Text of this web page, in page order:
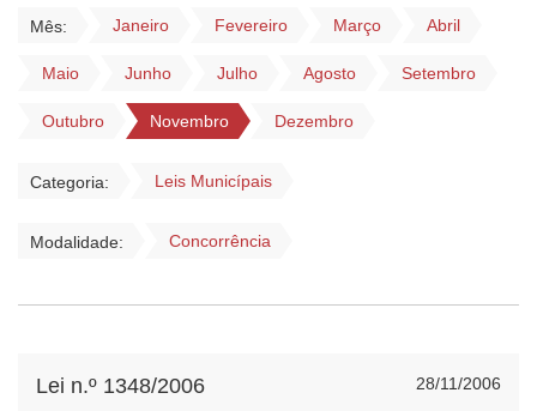
Mês: Janeiro Fevereiro Março Abril
Maio Junho Julho Agosto Setembro
Outubro Novembro Dezembro
Categoria: Leis Municípais
Modalidade: Concorrência
28/11/2006
Lei n.º 1348/2006